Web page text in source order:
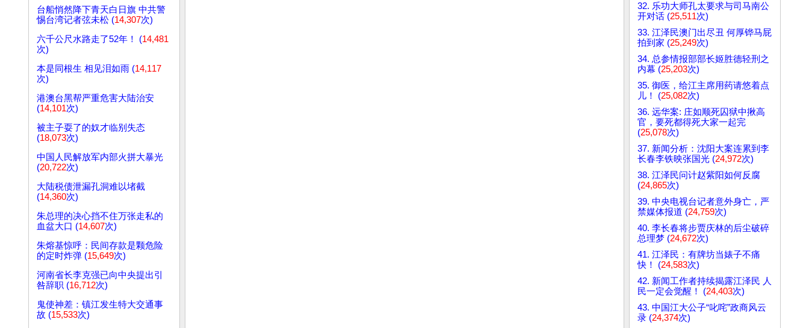
台船悄然降下青天白日旗 中共警
惕台湾记者弦未松 (14,307次)
六千公尺水路走了52年！ (14,481
次)
本是同根生 相见泪如雨 (14,117
次)
港澳台黑帮严重危害大陆治安
(14,101次)
被主子耍了的奴才临别失态
(18,073次)
中国人民解放军内部火拼大暴光
(20,722次)
大陆税债泄漏孔洞难以堵截
(14,360次)
朱总理的决心挡不住万张走私的
血盆大口 (14,607次)
朱熔基惊呼：民间存款是颗危险
的定时炸弹 (15,649次)
河南省长李克强已向中央提出引
咎辞职 (16,712次)
鬼使神差：镇江发生特大交通事
故 (15,533次)
32. 乐功大师孔太要求与司马南公
开对话 (25,511次)
33. 江泽民澳门出尽丑 何厚铧马屁
拍到家 (25,249次)
34. 总参情报部部长姬胜德轻刑之
内幕 (25,203次)
35. 御医，给江主席用药请悠着点
儿！ (25,082次)
36. 远华案: 庄如顺死囚狱中揪高
官，要死都得死大家一起完
(25,078次)
37. 新闻分析：沈阳大案连累到李
长春李铁映张国光 (24,972次)
38. 江泽民问计赵紫阳如何反腐
(24,865次)
39. 中央电视台记者意外身亡，严
禁媒体报道 (24,759次)
40. 李长春将步贾庆林的后尘破碎
总理梦 (24,672次)
41. 江泽民：有牌坊当婊子不痛
快！ (24,583次)
42. 新闻工作者持续揭露江泽民 人
民一定会觉醒！ (24,403次)
43. 中国江大公子“叱咤”政商风云
录 (24,374次)